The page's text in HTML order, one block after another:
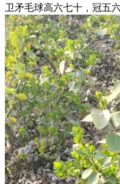
卫矛毛球高六七十，冠五